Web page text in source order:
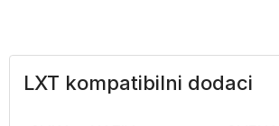
LXT kompatibilni dodaci